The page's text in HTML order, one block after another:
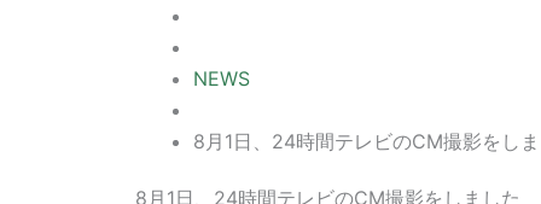
NEWS
8月1日、24時間テレビのCM撮影をし
8月1日、24時間テレビのCM撮影をしました